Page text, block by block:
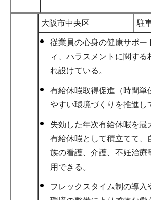
大阪市中央区 駐
従業員の心身の健康サポー
ィ、ハラスメントに関する
れ設けている。
有給休暇取得促進（時間単
やすい環境づくりを推進し
失効した年次有給休暇を最
有給休暇として積立てて、
族の看護、介護、不妊治療
用できる。
フレックスタイム制の導入